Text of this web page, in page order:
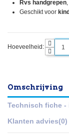
Rvs handgrepen
Geschikt voor
Hoeveelheid:
Omschrijving
Technisch fiche -
Klanten advies(0)